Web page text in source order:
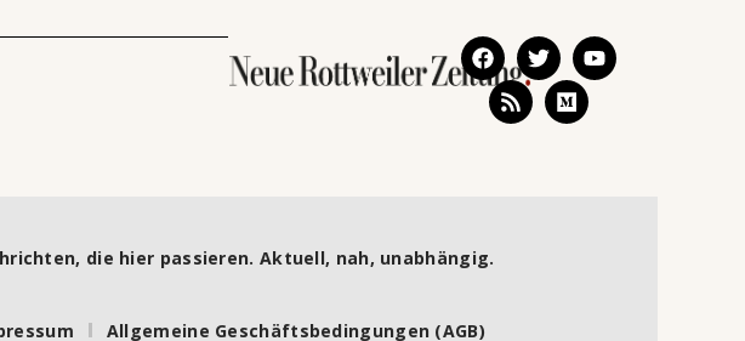
die hier passieren. Aktuell, nah, unabhängig.
Allgemeine Geschäftsbedingungen (AGB)